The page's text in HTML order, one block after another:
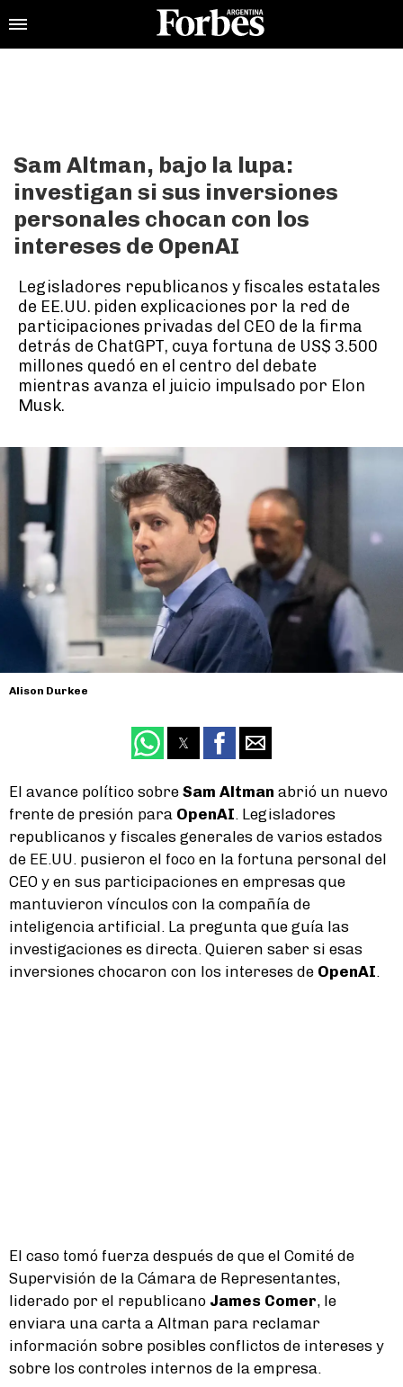
Sam Altman, bajo la lupa:
investigan si sus inversiones
personales chocan con los
intereses de OpenAI
Legisladores republicanos y fiscales estatales
de EE.UU. piden explicaciones por la red de
participaciones privadas del CEO de la firma
detrás de ChatGPT, cuya fortuna de US$ 3.500
millones quedó en el centro del debate
mientras avanza el juicio impulsado por Elon
Musk.
Alison Durkee
El avance político sobre Sam Altman abrió un nuevo
frente de presión para OpenAI . Legisladores
republicanos y fiscales generales de varios estados
de EE.UU. pusieron el foco en la fortuna personal del
CEO y en sus participaciones en empresas que
mantuvieron vínculos con la compañía de
inteligencia artificial. La pregunta que guía las
investigaciones es directa. Quieren saber si esas
inversiones chocaron con los intereses de OpenAI
El caso tomó fuerza después de que el Comité de
Supervisión de la Cámara de Representantes,
liderado por el republicano James Comer, le
enviara una carta a Altman para reclamar
información sobre posibles conflictos de intereses y
sobre los controles internos de la empresa.